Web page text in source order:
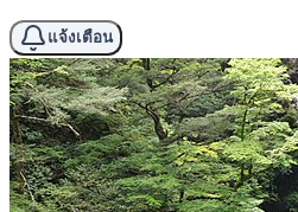
แจ้งเตือน